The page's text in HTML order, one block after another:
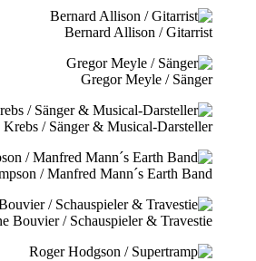
Bernard Allison / Gitarrist
Gregor Meyle / Sänger
Krebs / Sänger & Musical-Darsteller
/ Manfred Mann´s Earth Band
Bouvier / Schauspieler & Travestie